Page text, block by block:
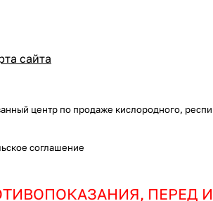
сайта
центр по продаже кислородного,
соглашение
ПЕРЕД